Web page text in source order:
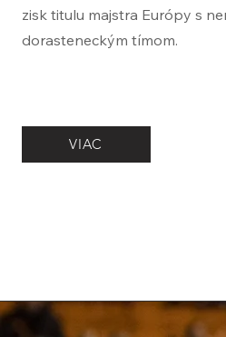
zisk titulu majstra Európy s
dorasteneckým tímom.
VIAC